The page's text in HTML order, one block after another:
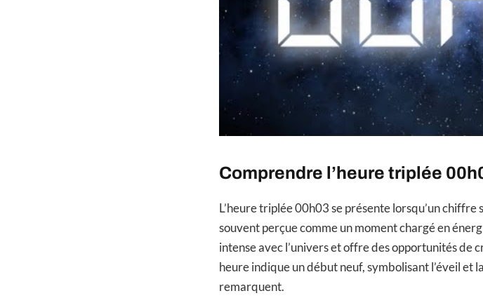
Comprendre l’heure triplée
L’heure triplée 00h03 se présente lorsqu’un
souvent perçue comme un moment chargé en
intense avec l’univers et offre des opportunités de
heure indique un début neuf, symbolisant l’éveil et la
remarquent.